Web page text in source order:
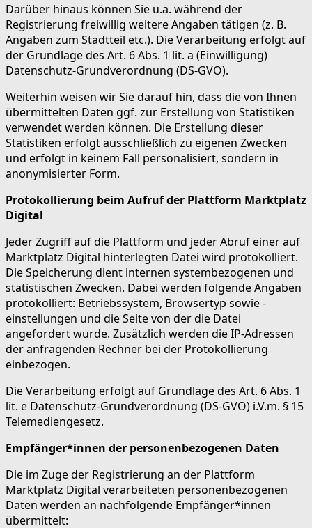
Darüber hinaus können Sie u.a. während der
Registrierung freiwillig weitere Angaben tätigen (z. B.
Angaben zum Stadtteil etc.). Die Verarbeitung erfolgt auf
der Grundlage des Art. 6 Abs. 1 lit. a (Einwilligung)
Datenschutz-Grundverordnung (DS-GVO).
Weiterhin weisen wir Sie darauf hin, dass die von Ihnen
übermittelten Daten ggf. zur Erstellung von Statistiken
verwendet werden können. Die Erstellung dieser
Statistiken erfolgt ausschließlich zu eigenen Zwecken
und erfolgt in keinem Fall personalisiert, sondern in
anonymisierter Form.
Protokollierung beim Aufruf der Plattform Marktplatz
Digital
Jeder Zugriff auf die Plattform und jeder Abruf einer auf
Marktplatz Digital hinterlegten Datei wird protokolliert.
Die Speicherung dient internen systembezogenen und
statistischen Zwecken. Dabei werden folgende Angaben
protokolliert: Betriebssystem, Browsertyp sowie -
einstellungen und die Seite von der die Datei
angefordert wurde. Zusätzlich werden die IP-Adressen
der anfragenden Rechner bei der Protokollierung
einbezogen.
Die Verarbeitung erfolgt auf Grundlage des Art. 6 Abs. 1
lit. e Datenschutz-Grundverordnung (DS-GVO) i.V.m. § 15
Telemediengesetz.
Empfänger*innen der personenbezogenen Daten
Die im Zuge der Registrierung an der Plattform
Marktplatz Digital verarbeiteten personenbezogenen
Daten werden an nachfolgende Empfänger*innen
übermittelt: